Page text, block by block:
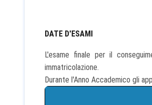
DATE D'ESAMI
L'esame finale per il
immatricolazione.
Durante l'Anno Accademico gli